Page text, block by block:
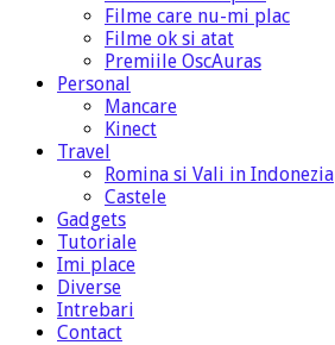
Filme care nu-mi plac
Filme ok si atat
Premiile OscAuras
Personal
Mancare
Kinect
Travel
Romina si Vali in Indonezia
Castele
Gadgets
Tutoriale
Imi place
Diverse
Intrebari
Contact